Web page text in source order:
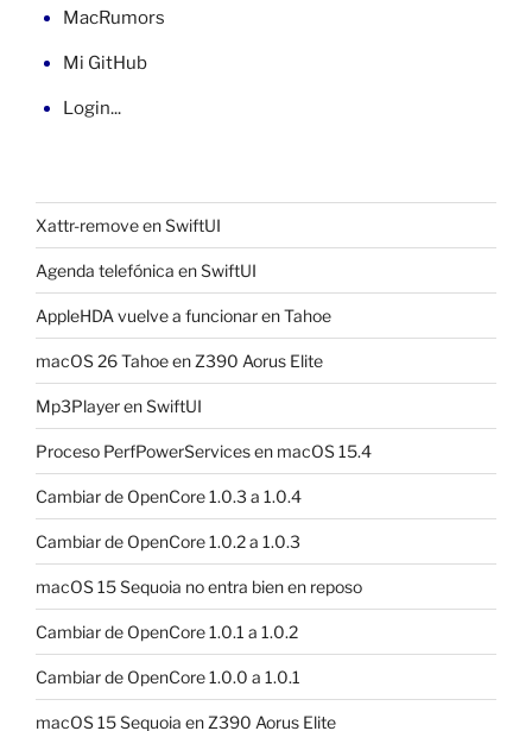
MacRumors
Mi GitHub
Login...
Xattr-remove en SwiftUI
Agenda telefónica en SwiftUI
AppleHDA vuelve a funcionar en Tahoe
macOS 26 Tahoe en Z390 Aorus Elite
Mp3Player en SwiftUI
Proceso PerfPowerServices en macOS 15.4
Cambiar de OpenCore 1.0.3 a 1.0.4
Cambiar de OpenCore 1.0.2 a 1.0.3
macOS 15 Sequoia no entra bien en reposo
Cambiar de OpenCore 1.0.1 a 1.0.2
Cambiar de OpenCore 1.0.0 a 1.0.1
macOS 15 Sequoia en Z390 Aorus Elite